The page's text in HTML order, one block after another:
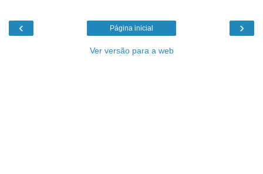
‹ ›
Página inicial
Ver versão para a web